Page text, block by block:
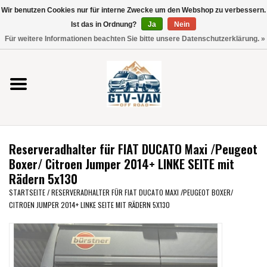
Verwende
die
nach
oben
und
unten,
verfügbare
Ergebnis
Drücke
die
Eingabetaste,
zum
Vito / V-Klasse 447
Viano /Vito 639
VW T7 2025
VW T6
VW T5
VW CRAFTER / MAN TGE
Reserveradhalter für FIAT DUCATO Maxi /Peugeot
Boxer/ Citroen Jumper 2014+ LINKE SEITE mit
Rädern 5x130
STARTSEITE/RESERVERADHALTER FÜR FIAT DUCATO MAXI /PEUGEOT BOXER/
CITROEN JUMPER 2014+ LINKE SEITE MIT RÄDERN 5X130
Wir benutzen Cookies nur für interne Zwecke um den Webshop zu verbessern.
Ist das in Ordnung?
Ja
Nein
Für weitere Informationen beachten Sie bitte unsere Datenschutzerklärung. »